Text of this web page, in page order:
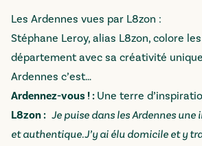
Les Ardennes vues par L8zon :
Stéphane Leroy, alias L8zon, colore
département avec sa créativité
Ardennes c’est…
Ardennez-vous ! : Une terre
L8zon : Je puise dans les Ardennes
et authentique. J’y ai élu domicile et y